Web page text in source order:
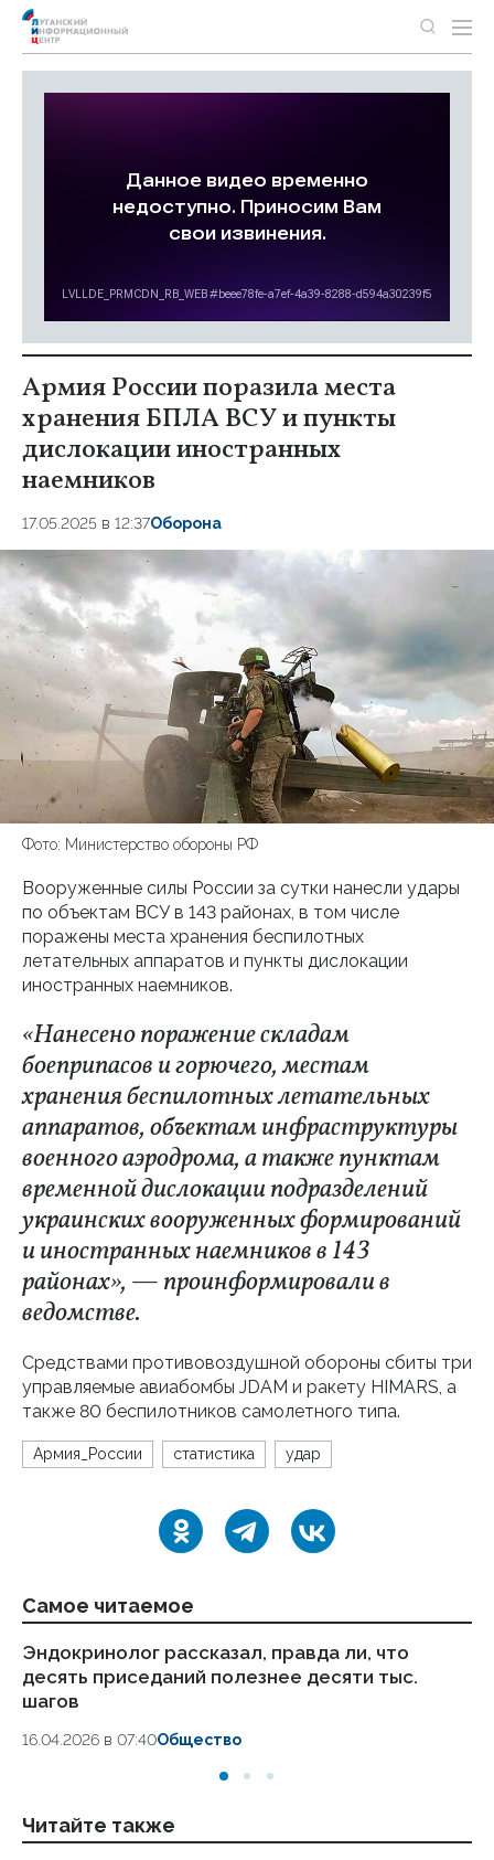
Армия России поразила места
хранения БПЛА ВСУ и пункты
дислокации иностранных
наемников
17.05.2025 в 12:37Оборона
Фото: Министерство обороны РФ
Вооруженные силы России за сутки нанесли удары
по объектам ВСУ в 143 районах, в том числе
поражены места хранения беспилотных
летательных аппаратов и пункты дислокации
иностранных наемников.
«Нанесено поражение складам
боеприпасов и горючего, местам
хранения беспилотных летательных
аппаратов, объектам инфраструктуры
военного аэродрома, а также пунктам
временной дислокации подразделений
украинских вооруженных формирований
и иностранных наемников в 143
районах», — проинформировали в
ведомстве.
Средствами противовоздушной обороны сбиты три
управляемые авиабомбы JDAM и ракету HIMARS, а
также 80 беспилотников самолетного типа.
Армия_России статистика удар
Самое читаемое
Эндокринолог рассказал, правда ли, что
десять приседаний полезнее десяти тыс.
шагов
16.04.2026 в 07:40Общество
Читайте также